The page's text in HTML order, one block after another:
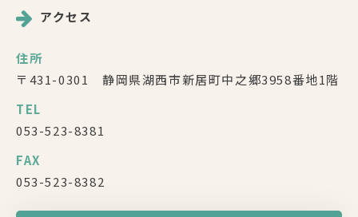
アクセス
住所
〒431-0301 静岡県湖西市新居町中之郷3958番地1階
TEL
053-523-8381
FAX
053-523-8382